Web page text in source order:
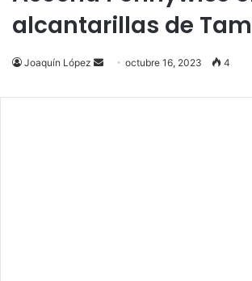
alcantarillas de
Joaquín López
Send
email
octubre 16, 2023 4